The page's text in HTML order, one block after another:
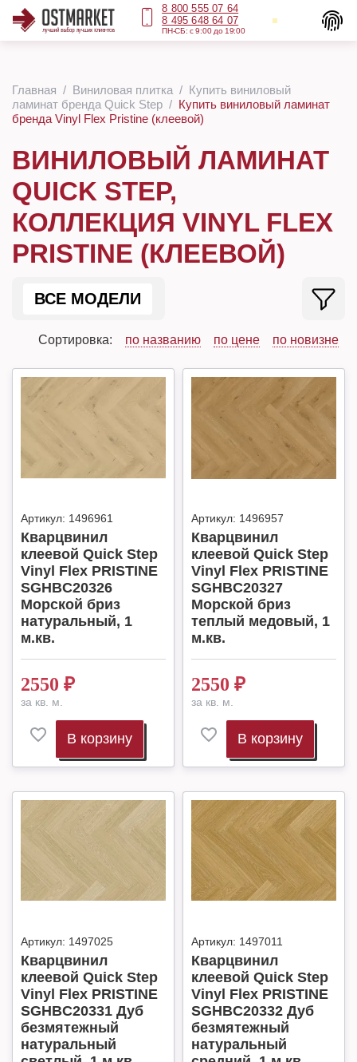
8 800 555 07 64
8 495 648 64 07
ПН-СБ: с 9:00 до 19:00
Главная Виниловая плитка
Купить виниловый
ламинат бренда Quick Step
Купить виниловый ламинат
бренда Vinyl Flex Pristine (клеевой)
ВИНИЛОВЫЙ ЛАМИНАТ
QUICK STEP,
КОЛЛЕКЦИЯ VINYL FLEX
PRISTINE (КЛЕЕВОЙ)
ВСЕ МОДЕЛИ
Сортировка: по названию по цене по новизне
Артикул: 1496961
Кварцвинил
клеевой Quick Step
Vinyl Flex PRISTINE
SGHBC20326
Морской бриз
натyральный, 1
м.кв.
2550 ₽
за кв. м.
В корзину
Артикул: 1496957
Кварцвинил
клеевой Quick Step
Vinyl Flex PRISTINE
SGHBC20327
Мoрской бpиз
теплый медoвый, 1
м.кв.
2550 ₽
за кв. м.
В корзину
Артикул: 1497025
Кварцвинил
клеевой Quick Step
Vinyl Flex PRISTINE
SGHBC20331 Дуб
безмятежный
натуральный
Артикул: 1497011
Кварцвинил
клеевой Quick Step
Vinyl Flex PRISTINE
SGHBC20332 Дуб
безмятежный
натуральный